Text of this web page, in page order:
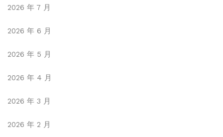
2026 年 7 月
2026 年 6 月
2026 年 5 月
2026 年 4 月
2026 年 3 月
2026 年 2 月